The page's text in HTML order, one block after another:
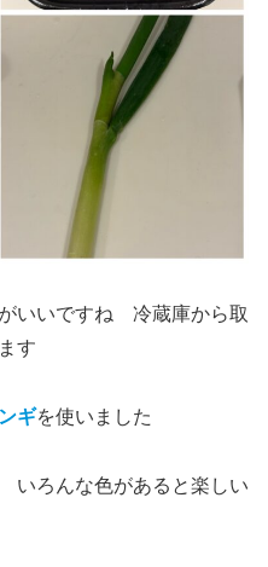
がいいですね 冷蔵庫から取
す
ギを使いました
いろんな色があると楽しい